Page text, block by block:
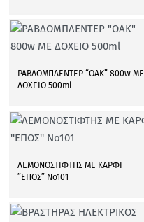
ΡΑΒΔΟΜΠΛΕΝΤΕΡ “OAK” 800w ΜΕ
ΔΟΧΕΙΟ 500ml
ΛΕΜΟΝΟΣΤΙΦΤΗΣ ΜΕ ΚΑΡΦΙ
”ΕΠΟΣ” Νο101